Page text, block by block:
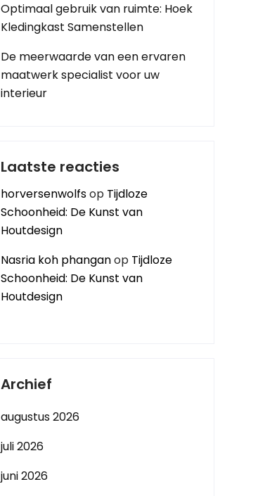
Optimaal gebruik van ruimte: Hoek
Kledingkast Samenstellen
De meerwaarde van een ervaren
maatwerk specialist voor uw
interieur
Laatste reacties
horversenwolfsop Tijdloze
Schoonheid: De Kunst van
Houtdesign
Nasria koh phanganop Tijdloze
Schoonheid: De Kunst van
Houtdesign
Archief
augustus 2026
juli 2026
juni 2026